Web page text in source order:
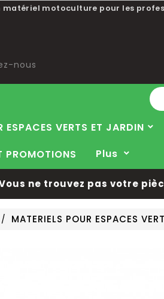
matériel motoculture pour les
nous
ESPACES VERTS ET JARDIN
PROMOTIONS
Plus
ne trouvez pas votre pièce
MATERIELS POUR ESPACES